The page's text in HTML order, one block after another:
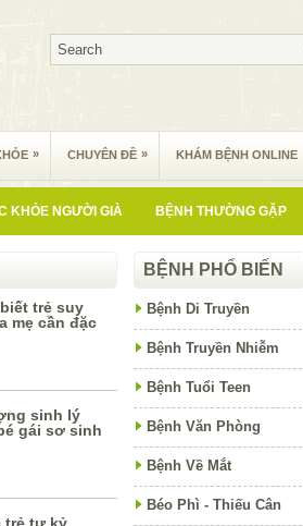
» CHUYÊN ĐỀ » KHÁM BỆNH ONLINE
KHỎE NGƯỜI GIÀ BỆNH THƯỜNG GẶP
trẻ suy
mẹ cần đặc
sinh lý
gái sơ sinh
BỆNH PHỔ BIẾN
Bệnh Di Truyền
Bệnh Truyền Nhiễm
Bệnh Tuổi Teen
Bệnh Văn Phòng
Bệnh Về Mắt
Béo Phì - Thiếu Cân